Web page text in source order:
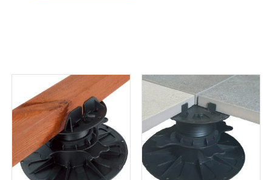
Plage
de
prix :
€ 2,99
à
€ 15,13
Plage
de
prix :
€ 2,99
à
€ 15,13